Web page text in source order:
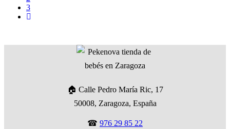
3
🏠 Calle Pedro María Ric, 17
50008, Zaragoza, España
☎ 976 29 85 22